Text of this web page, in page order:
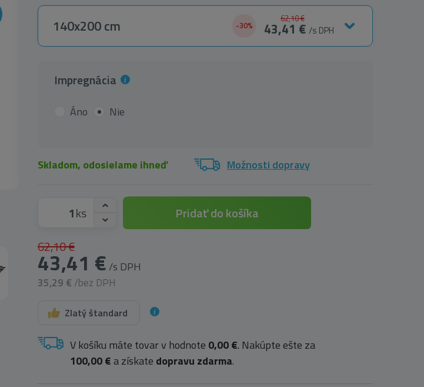
140x200 cm 62,10 €
-30% 43,41 € /s DPH
Impregnácia
Áno Nie
Skladom, odosielame ihneď Možnosti dopravy
ks
62,10 €
43,41 € /s DPH
35,29 € /bez DPH
Pridať do košíka
Zlatý štandard
V košíku máte tovar v hodnote 0,00 €. Nakúpte ešte za
100,00 €a získate dopravu zdarma.